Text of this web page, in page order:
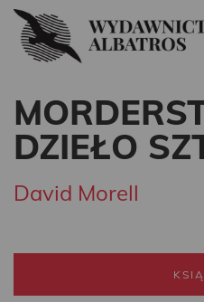
DZIEŁO
David Morell